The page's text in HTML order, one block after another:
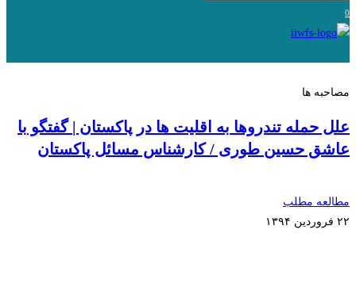
0
مصاحبه ها
علل حمله تندروها به اقلیت ها در پاکستان | گفتگو با
عاشق حسین طوری / کارشناس مسائل پاکستان
مطالعه مطلب
۲۲ فروردین ۱۳۹۴